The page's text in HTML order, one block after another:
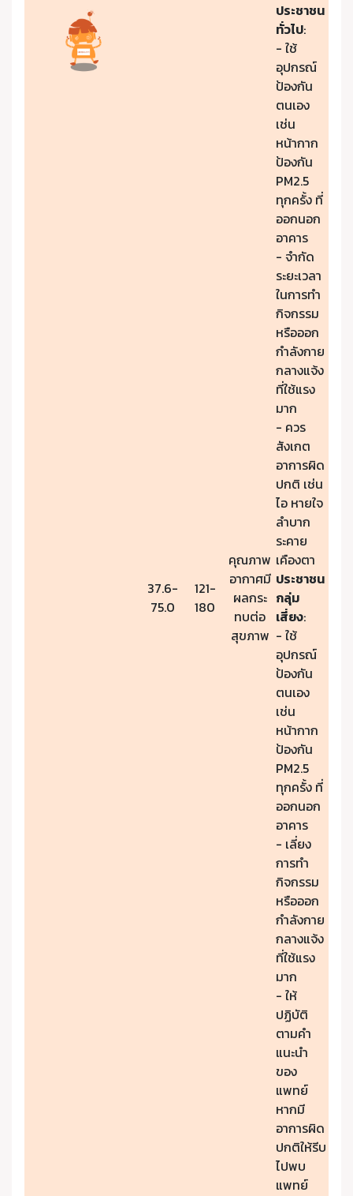
37.6-
75.0
121-
180
คุณภาพ
อากาศมี
ผลกระ
ทบต่อ
สุขภาพ
ประชาชน
ทั่วไป:
- ใช้
อุปกรณ์
ป้องกัน
ตนเอง
เช่น
หน้ากาก
ป้องกัน
PM2.5
ทุกครั้ง ที่
ออกนอก
อาคาร
- จำกัด
ระยะเวลา
ในการทำ
กิจกรรม
หรือออก
กำลังกาย
กลางแจ้ง
ที่ใช้แรง
มาก
- ควร
สังเกต
อาการผิด
ปกติ เช่น
ไอ หายใจ
ลำบาก
ระคาย
เคืองตา
ประชาชน
กลุ่ม
เสี่ยง:
- ใช้
อุปกรณ์
ป้องกัน
ตนเอง
เช่น
หน้ากาก
ป้องกัน
PM2.5
ทุกครั้ง ที่
ออกนอก
อาคาร
- เลี่ยง
การทำ
กิจกรรม
หรือออก
กำลังกาย
กลางแจ้ง
ที่ใช้แรง
มาก
- ให้
ปฏิบัติ
ตามคำ
แนะนำ
ของ
แพทย์
หากมี
อาการผิด
ปกติให้รีบ
ไปพบ
แพทย์